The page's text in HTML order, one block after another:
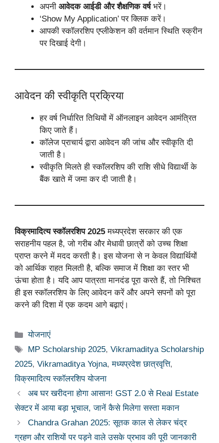
अपनी आवेदक आईडी और शैक्षणिक वर्षभरें।
‘Show My Application’ पर क्लिक करें।
आपकी स्कॉलरशिप एप्लीकेशन की वर्तमान स्थिति स्क्रीन
पर दिखाई देगी।
आवेदन की स्वीकृति प्रक्रिया
हर वर्ष निर्धारित तिथियों में ऑनलाइन आवेदन आमंत्रित
किए जाते हैं।
कॉलेज प्राचार्य द्वारा आवेदन की जांच और स्वीकृति दी
जाती है।
स्वीकृति मिलते ही स्कॉलरशिप की राशि सीधे विद्यार्थी के
बैंक खाते में जमा कर दी जाती है।
विक्रमादित्य स्कॉलरशिप 2025 मध्यप्रदेश सरकार की एक
सराहनीय पहल है, जो गरीब और मेधावी छात्रों को उच्च शिक्षा
प्राप्त करने में मदद करती है। इस योजना से न केवल विद्यार्थियों
को आर्थिक राहत मिलती है, बल्कि समाज में शिक्षा का स्तर भी
ऊंचा होता है। यदि आप पात्रता मानदंड पूरा करते हैं, तो निश्चित
ही इस स्कॉलरशिप के लिए आवेदन करें और अपने सपनों को पूरा
करने की दिशा में एक कदम आगे बढ़ाएं।
Categories
योजनाएं
Tags
MP Scholarship 2025,Vikramaditya Scholarship
2025, Vikramaditya Yojna,मध्यप्रदेश छात्रवृत्ति,
विक्रमादित्य स्कॉलरशिप योजना
अब घर खरीदना होगा आसान! GST 2.0 से Real Estate
सेक्टर में आया बड़ा भूचाल, जानें कैसे मिलेगा सस्ता मकान
Chandra Grahan 2025: सूतक काल से लेकर चंद्र
ग्रहण और राशियों पर पड़ने वाले उसके प्रभाव की पूरी जानकारी